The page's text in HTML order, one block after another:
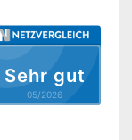
Sehr gut
05/2026